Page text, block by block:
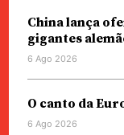
China lança
gigantes
6 Ago 2026
O canto da
6 Ago 2026